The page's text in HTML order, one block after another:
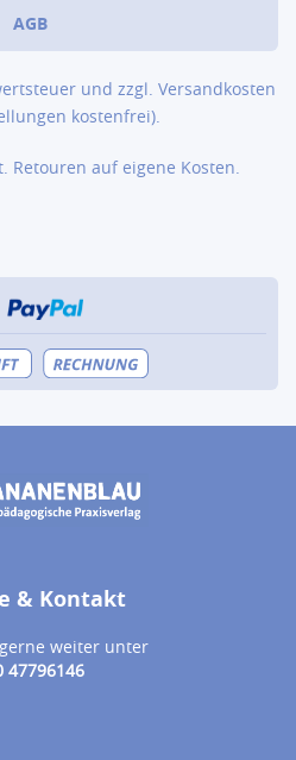
AGB
und zzgl. Versandkosten
kostenfrei).
Retouren auf eigene Kosten.
& Kontakt
weiter unter
47796146